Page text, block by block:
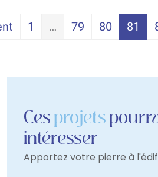
1 … 79 80 81
Cesprojets
intéresser
Apportez votre pierre à